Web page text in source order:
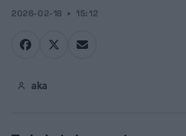
2026-02-18 15:12
aka